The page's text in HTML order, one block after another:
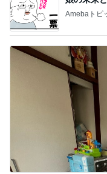
難しくて挫折しそうなフ
Amebaトピックス 18時間前
娘は念願
Amebaトピ